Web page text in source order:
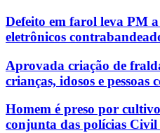
Defeito em farol leva PM
eletrônicos
Aprovada criação de
crianças, idosos e
Homem é preso por
conjunta das polícias